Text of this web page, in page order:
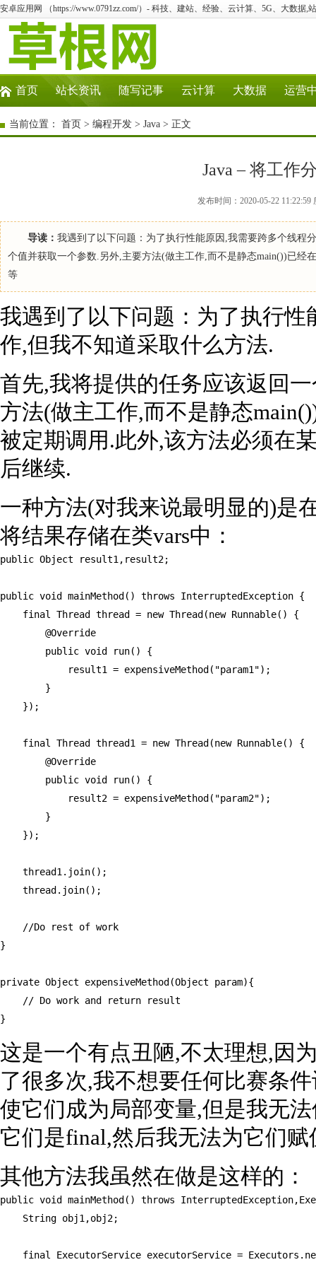
安卓应用网 （https://www.0791zz.com/）- 科技、建站、经验、云计算、5G、大数据,
首页 站长资讯 随写记事 云计算 大数据 运营
当前位置： 首页 > 编程开发 > Java > 正文
Java – 将工作
发布时间：2020-05-22
导读： 我遇到了以下问题：为了执行性能原因,我需要跨多个线程
个值并获取一个参数.另外,主要方法(做主工作,而不是静态main())已经
等
我遇到了以下问题：为了执行
作,但我不知道采取什么方法.
首先,我将提供的任务应该返回
方法(做主工作,而不是静态
被定期调用.此外,该方法必须在
后继续.
一种方法(对我来说最明显的)是
将结果存储在类vars中：
public Object result1,result2;
public void mainMethod() throws InterruptedException {
    final Thread thread = new Thread(new Runnable() {
        @Override
        public void run() {
            result1 = expensiveMethod("param1");
        }
    });
    final Thread thread1 = new Thread(new Runnable() {
        @Override
        public void run() {
            result2 = expensiveMethod("param2");
        }
    });
    thread1.join();
    thread.join();
    //Do rest of work
}
private Object expensiveMethod(Object param){
    // Do work and return result
}
这是一个有点丑陋,不太理想,因
了很多次,我不想要任何比赛条
使它们成为局部变量,但是我无
它们是final,然后我无法为它们赋
其他方法我虽然在做是这样的：
public void mainMethod() throws
    String obj1,obj2;
final ExecutorService executorService =